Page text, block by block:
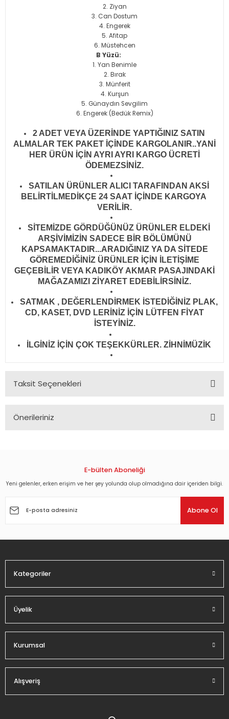
Ziyan
Can Dostum
Engerek
Afitap
Müstehcen
B Yüzü:
Yan Benimle
Bırak
Münferit
Kurşun
Günaydın Sevgilim
Engerek (Bedük Remix)
2 ADET VEYA ÜZERİNDE YAPTIĞINIZ SATIN
ALMALAR TEK PAKET İÇİNDE KARGOLANIR..YANİ
HER ÜRÜN İÇİN AYRI AYRI KARGO ÜCRETİ
ÖDEMEZSİNİZ.
SATILAN ÜRÜNLER ALICI TARAFINDAN AKSİ
BELİRTİLMEDİKÇE 24 SAAT İÇİNDE KARGOYA
VERİLİR.
SİTEMİZDE GÖRDÜĞÜNÜZ ÜRÜNLER ELDEKİ
ARŞİVİMİZİN SADECE BİR BÖLÜMÜNÜ
KAPSAMAKTADIR...ARADIĞINIZ YA DA SİTEDE
GÖREMEDİĞİNİZ ÜRÜNLER İÇİN İLETİŞİME
GEÇEBİLİR VEYA KADIKÖY AKMAR PASAJINDAKİ
MAĞAZAMIZI ZİYARET EDEBİLİRSİNİZ.
SATMAK , DEĞERLENDİRMEK İSTEDİĞİNİZ PLAK,
CD, KASET, DVD LERİNİZ İÇİN LÜTFEN FİYAT
İSTEYİNİZ.
İLGİNİZ İÇİN ÇOK TEŞEKKÜRLER. ZİHNİMÜZİK
Taksit Seçenekleri
Önerileriniz
Görüş ve önerileriniz için teşekkür ederiz.
Ürün açıklamasında eksik bilgiler bulunuyor.
E-bülten Aboneliği
Yeni gelenler, erken erişim ve her şey yolunda olup olmadığına dair içeriden bilgi.
Abone Ol
Kategoriler
Üyelik
Kurumsal
Alışveriş